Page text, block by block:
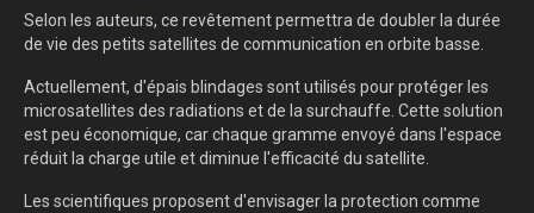
Selon les auteurs, ce revêtement permettra de doubler la durée
de vie des petits satellites de communication en orbite basse.
Actuellement, d'épais blindages sont utilisés pour protéger les
microsatellites des radiations et de la surchauffe. Cette solution
est peu économique, car chaque gramme envoyé dans l'espace
réduit la charge utile et diminue l'efficacité du satellite.
Les scientifiques proposent d'envisager la protection comme